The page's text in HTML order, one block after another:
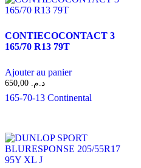
CONTIECOCONTACT 3
165/70 R13 79T
Ajouter au panier
د.م.
165-70-13 Continental